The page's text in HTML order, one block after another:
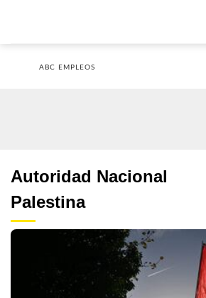
ABC EMPLEOS
Autoridad Nacional
Palestina